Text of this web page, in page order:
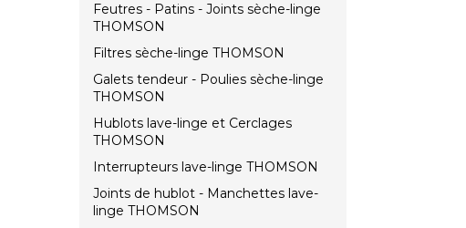
Feutres - Patins - Joints sèche-linge
THOMSON
Filtres sèche-linge THOMSON
Galets tendeur - Poulies sèche-linge
THOMSON
Hublots lave-linge et Cerclages
THOMSON
Interrupteurs lave-linge THOMSON
Joints de hublot - Manchettes lave-
linge THOMSON